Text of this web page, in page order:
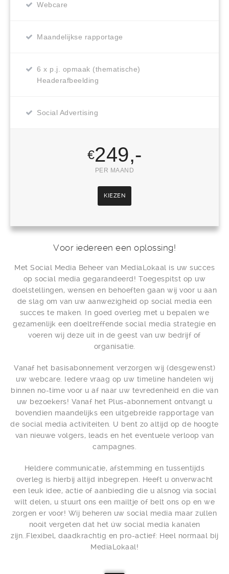
Webcare
Maandelijkse rapportage
6 x p.j. opmaak (thematische)
Headerafbeelding
Social Advertising
€249,-
PER MAAND
KIEZEN
Voor iedereen een oplossing!
Met Social Media Beheer van MediaLokaal is uw succes
op social media gegarandeerd! Toegespitst op uw
doelstellingen, wensen en behoeften gaan wij voor u aan
de slag om van uw aanwezigheid op social media een
succes te maken. In goed overleg met u bepalen we
gezamenlijk een doeltreffende social media strategie en
voeren wij deze uit in de geest van uw bedrijf of
organisatie.
Vanaf het basisabonnement verzorgen wij (desgewenst)
uw webcare. Iedere vraag op uw timeline handelen wij
binnen no-time voor u af naar uw tevredenheid en die van
uw bezoekers! Vanaf het Plus-abonnement ontvangt u
bovendien maandelijks een uitgebreide rapportage van
de social media activiteiten. U bent zo altijd op de hoogte
van nieuwe volgers, leads en het eventuele verloop van
campagnes.
Heldere communicatie, afstemming en tussentijds
overleg is hierbij altijd inbegrepen. Heeft u onverwacht
een leuk idee, actie of aanbieding die u alsnog via social
wilt delen, u stuurt ons een mailtje of belt ons op en we
zorgen er voor! Wij beheren uw social media maar zullen
nooit vergeten dat het úw social media kanalen
zijn..Flexibel, daadkrachtig en pro-actief: Heel normaal bij
MediaLokaal!